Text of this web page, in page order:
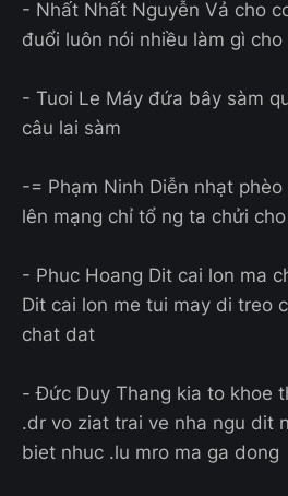
- Nhất Nhất Nguyễn Vả cho
đuổi luôn nói nhiều làm gì cho
- Tuoi Le Máy đứa bây sàm
câu lai sàm
-= Phạm Ninh Diễn nhạt
lên mạng chỉ tổ ng ta chửi cho
- Phuc Hoang Dit cai lon ma
Dit cai lon me tui may di treo
chat dat
- Đức Duy Thang kia to khoe
.dr vo ziat trai ve nha ngu dit
biet nhuc .lu mro ma ga dong